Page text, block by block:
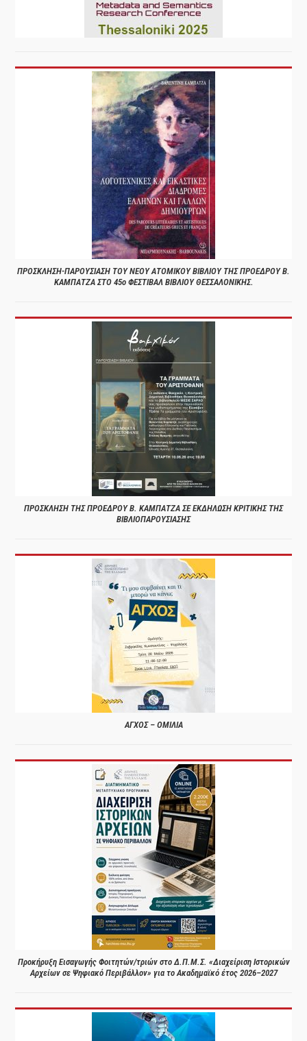
ΠΡΟΣΚΛΗΣΗ-ΠΑΡΟΥΣΙΑΣΗ ΤΟΥ ΝΕΟΥ ΑΤΟΜΙΚΟΥ ΒΙΒΛΙΟΥ ΤΗΣ ΠΡΟΕΔΡΟΥ Β.
ΚΑΜΠΑΤΖΑ ΣΤΟ 45ο ΦΕΣΤΙΒΑΛ ΒΙΒΛΙΟΥ ΘΕΣΣΑΛΟΝΙΚΗΣ.
ΠΡΟΣΚΛΗΣΗ ΤΗΣ ΠΡΟΕΔΡΟΥ Β. ΚΑΜΠΑΤΖΑ ΣΕ ΕΚΔΗΛΩΣΗ ΚΡΙΤΙΚΗΣ ΤΗΣ
ΒΙΒΛΙΟΠΑΡΟΥΣΙΑΣΗΣ
ΑΓΧΟΣ – ΟΜΙΛΙΑ
Προκήρυξη Εισαγωγής Φοιτητών/τριών στο Δ.Π.Μ.Σ. «Διαχείριση Ιστορικών
Αρχείων σε Ψηφιακό Περιβάλλον» για το Ακαδημαϊκό έτος 2026–2027